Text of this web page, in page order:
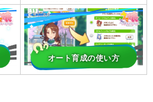
オート育成の使い方